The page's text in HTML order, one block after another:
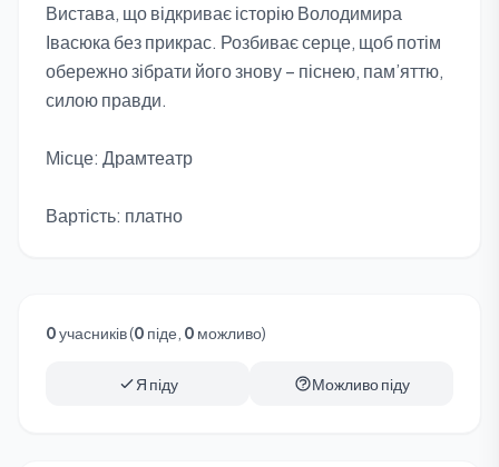
Вистава, що відкриває історію Володимира
Івасюка без прикрас. Розбиває серце, щоб потім
обережно зібрати його знову – піснею, пам’яттю,
силою правди.
Місце: Драмтеатр
Вартість: платно
0учасників (0 піде, 0 можливо)
Я піду Можливо піду